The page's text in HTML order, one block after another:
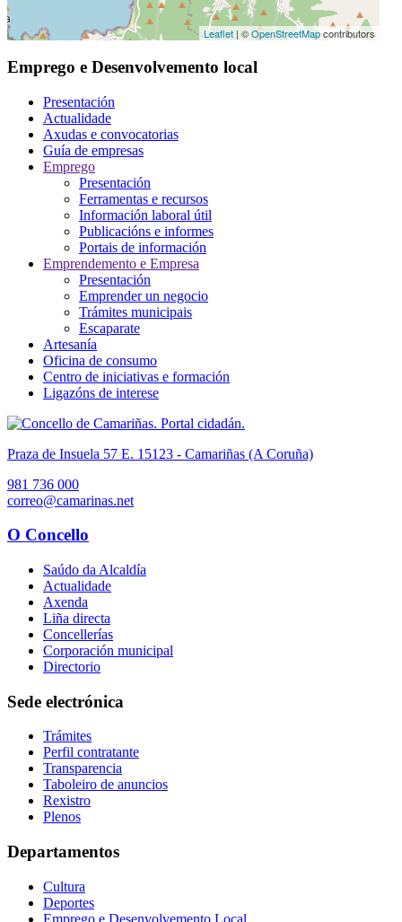
Leaflet| ©OpenStreetMapcontributors
Emprego e Desenvolvemento local
Presentación
Actualidade
Axudas e convocatorias
Guía de empresas
Emprego
Presentación
Ferramentas e recursos
Información laboral útil
Publicacións e informes
Portais de información
Emprendemento e Empresa
Presentación
Emprender un negocio
Trámites municipais
Escaparate
Artesanía
Oficina de consumo
Centro de iniciativas e formación
Ligazóns de interese
Praza de Insuela 57 E. 15123 - Camariñas (A Coruña)
981 736 000
correo@camarinas.net
O Concello
Saúdo da Alcaldía
Actualidade
Axenda
Liña directa
Concellerías
Corporación municipal
Directorio
Sede electrónica
Trámites
Perfil contratante
Transparencia
Taboleiro de anuncios
Rexistro
Plenos
Departamentos
Cultura
Deportes
Emprego e Desenvolvemento Local